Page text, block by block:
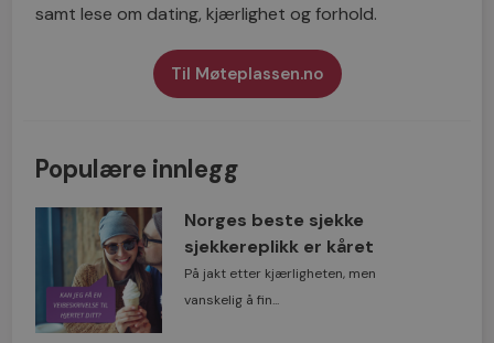
samt lese om dating, kjærlighet og forhold.
Til Møteplassen.no
Populære innlegg
Norges beste sjekke
sjekkereplikk er kåret
På jakt etter kjærligheten, men
vanskelig å fin...